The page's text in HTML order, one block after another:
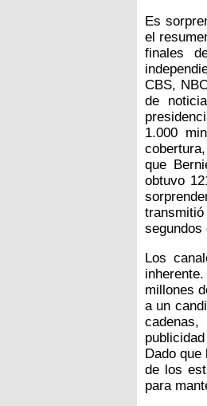
Es
el
finales
CBS,
de
1.000
que
obtuvo
segundos
Los
millones
a un
Dado
de los
para